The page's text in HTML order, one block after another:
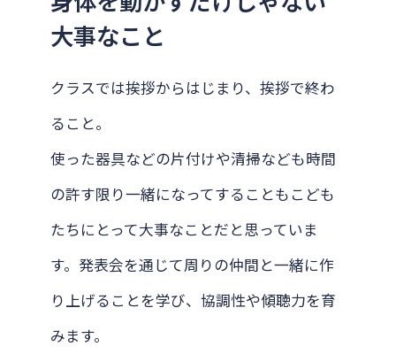
大事なこと
クラスでは挨拶からはじまり、挨拶で終わ
ること。
使った器具などの片付けや清掃なども時間
の許す限り一緒になってすることもこども
たちにとって大事なことだと思っていま
す。発表会を通じて周りの仲間と一緒に作
り上げることを学び、協調性や傾聴力を育
みます。